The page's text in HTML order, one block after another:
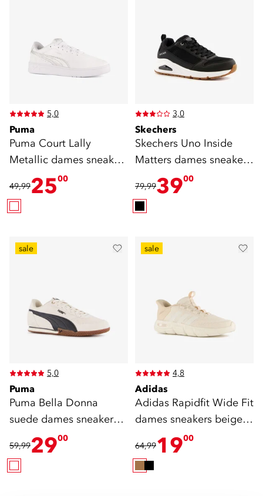
5,0
Puma
Puma Court Lally
Metallic dames sneakers
49,992500
3,0
Skechers
Skechers Uno Inside
Matters dames sneakers
zwart
79,993900
sale
5,0
Puma
Puma Bella Donna
suede dames sneakers
wit zwart
59,992900
sale
4,8
Adidas
Adidas Rapidfit Wide Fit
dames sneakers beige
64,991900